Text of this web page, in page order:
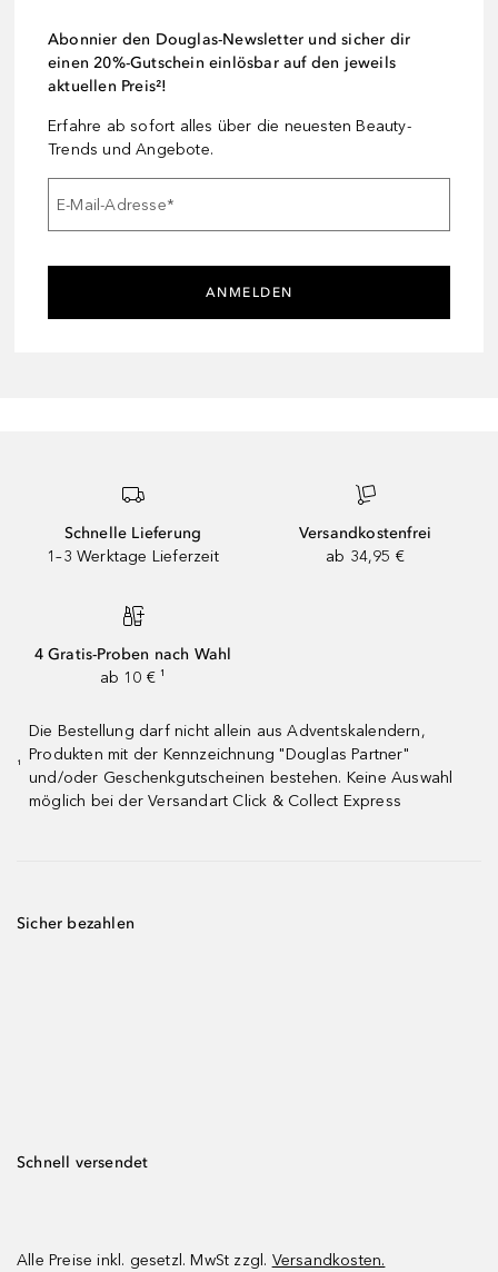
Abonnier den Douglas-Newsletter und sicher dir
einen 20%-Gutschein einlösbar auf den jeweils
aktuellen Preis²!
Erfahre ab sofort alles über die neuesten Beauty-
Trends und Angebote.
E-Mail-Adresse*
ANMELDEN
Schnelle Lieferung
1–3 Werktage Lieferzeit
Versandkostenfrei
ab 34,95 €
4 Gratis-Proben nach Wahl
ab 10 € ¹
¹
Die Bestellung darf nicht allein aus Adventskalendern,
Produkten mit der Kennzeichnung "Douglas Partner"
und/oder Geschenkgutscheinen bestehen. Keine Auswahl
möglich bei der Versandart Click & Collect Express
Sicher bezahlen
Schnell versendet
Alle Preise inkl. gesetzl. MwSt zzgl. Versandkosten.